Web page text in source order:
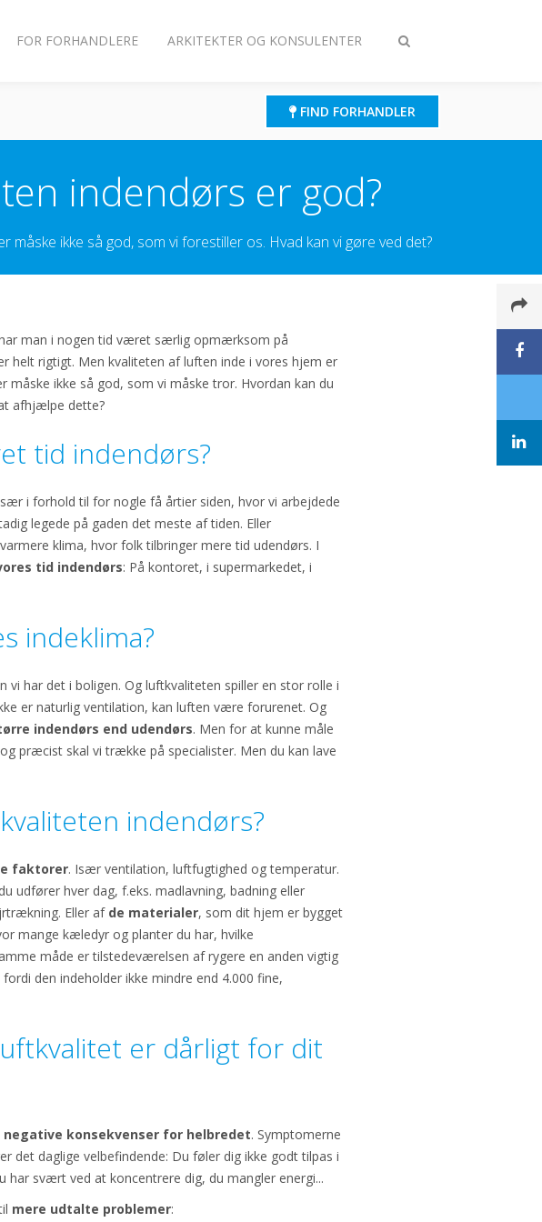
Toggle
FOR FORHANDLERE ARKITEKTER OG KONSULENTER
FIND FORHANDLER
indendørs er god?
ikke så god, som vi forestiller os. Hvad kan vi gøre ved det?
man i nogen tid været særlig opmærksom på
helt rigtigt. Men kvaliteten af luften inde i vores hjem er
måske ikke så god, som vi måske tror. Hvordan kan du
afhjælpe dette?
tid indendørs?
i forhold til for nogle få årtier siden, hvor vi arbejdede
legede på gaden det meste af tiden. Eller
klima, hvor folk tilbringer mere tid udendørs. I
tid indendørs: På kontoret, i supermarkedet, i
indeklima?
vi har det i boligen. Og luftkvaliteten spiller en stor rolle i
er naturlig ventilation, kan luften være forurenet. Og
indendørs end udendørs. Men for at kunne måle
præcist skal vi trække på specialister. Men du kan lave
indendørs?
faktorer. Især ventilation, luftfugtighed og temperatur.
udfører hver dag, f.eks. madlavning, badning eller
Eller af de materialer, som dit hjem er bygget
mange kæledyr og planter du har, hvilke
måde er tilstedeværelsen af rygere en anden vigtig
den indeholder ikke mindre end 4.000 fine,
er dårligt for dit
negative konsekvenser for helbredet. Symptomerne
det daglige velbefindende: Du føler dig ikke godt tilpas i
har svært ved at koncentrere dig, du mangler energi...
mere udtalte problemer: